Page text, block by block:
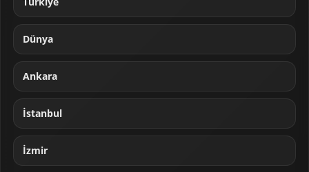
Dünya
Ankara
İstanbul
İzmir